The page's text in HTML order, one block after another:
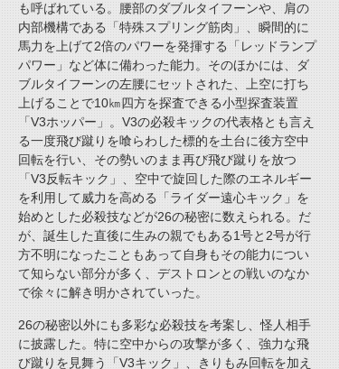
も呼ばれている。腰部のダブルタイフーンや、肩の
内部機構である「特殊スプリング筋肉」、瞬間的に
馬力を上げて2倍のパワーを発揮する「レッドランプ
パワー」など体に備わった能力。そのほかには、ダ
ブルタイフーンの左腰にセットされた、上空に打ち
上げることで10㎞四方を探査できる小型探査装置
「V3ホッパー」。V3の必殺キックの代表格とも言え
る一度飛び蹴りを喰らわした標的を土台に後方空中
回転を行い、その勢いのまま再び飛び蹴りを放つ
「V3反転キック」、空中で旋回した際のエネルギー
を利用して威力を高める「ライダー遠心キック」を
始めとした必殺技などが26の秘密に数えられる。だ
が、誕生した直後に生みの親でもある1号と2号が行
方不明になったこともあって自身もその能力につい
て知らない部分が多く、デストロンとの戦いのなか
で徐々に解き明かされていった。
26の秘密以外にも多彩な必殺技を考案し、怪人相手
に披露した。特に空中からの攻撃が多く、強力な飛
び蹴りを見舞う「V3キック」、きりもみ回転を加え